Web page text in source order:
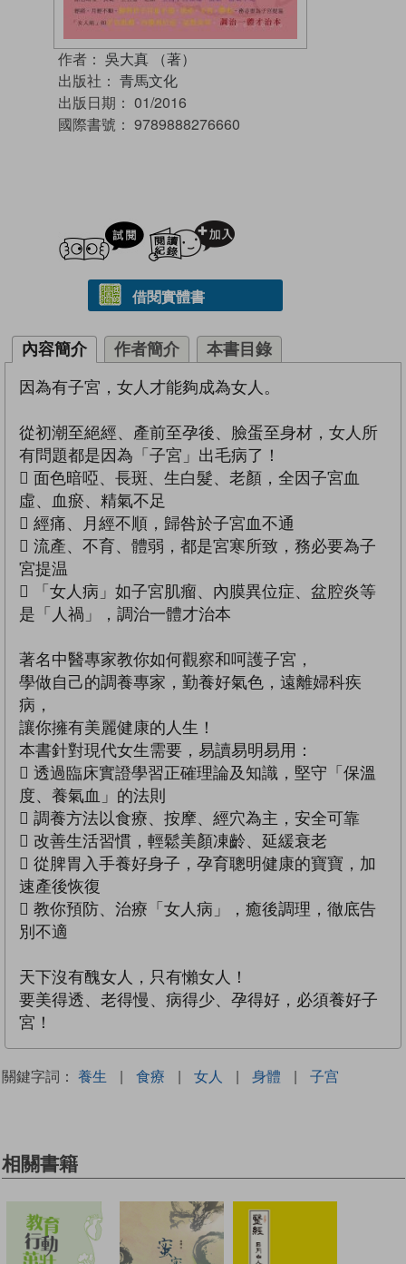
作者： 吳大真 （著）
出版社： 青馬文化
出版日期： 01/2016
國際書號： 9789888276660
試閲
借閱實體書
內容簡介 作者簡介 本書目錄
因為有子宮，女人才能夠成為女人。
從初潮至絕經、產前至孕後、臉蛋至身材，女人所
有問題都是因為「子宮」出毛病了！
 面色暗啞、長斑、生白髮、老顏，全因子宮血
虛、血瘀、精氣不足
 經痛、月經不順，歸咎於子宮血不通
 流產、不育、體弱，都是宮寒所致，務必要為子
宮提温
 「女人病」如子宮肌瘤、內膜異位症、盆腔炎等
是「人禍」，調治一體才治本
著名中醫專家教你如何觀察和呵護子宮，
學做自己的調養專家，勤養好氣色，遠離婦科疾
病，
讓你擁有美麗健康的人生！
本書針對現代女生需要，易讀易明易用：
 透過臨床實證學習正確理論及知識，堅守「保溫
度、養氣血」的法則
 調養方法以食療、按摩、經穴為主，安全可靠
 改善生活習慣，輕鬆美顏凍齡、延緩衰老
 從脾胃入手養好身子，孕育聰明健康的寶寶，加
速產後恢復
 教你預防、治療「女人病」，癒後調理，徹底告
別不適
天下沒有醜女人，只有懶女人！
要美得透、老得慢、病得少、孕得好，必須養好子
宮！
關鍵字詞： 養生 | 食療 | 女人 | 身體 | 子宫
相關書籍